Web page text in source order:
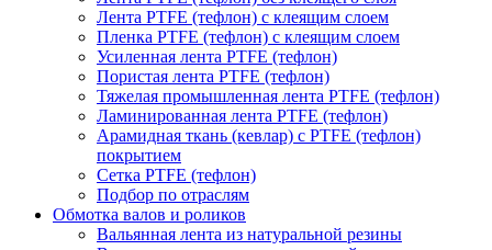
Лента PTFE (тефлон) с клеящим слоем
Пленка PTFE (тефлон) с клеящим слоем
Усиленная лента PTFE (тефлон)
Пористая лента PTFE (тефлон)
Тяжелая промышленная лента PTFE (тефлон)
Ламинированная лента PTFE (тефлон)
Арамидная ткань (кевлар) с PTFE (тефлон)
покрытием
Сетка PTFE (тефлон)
Подбор по отраслям
Обмотка валов и роликов
Вальянная лента из натуральной резины